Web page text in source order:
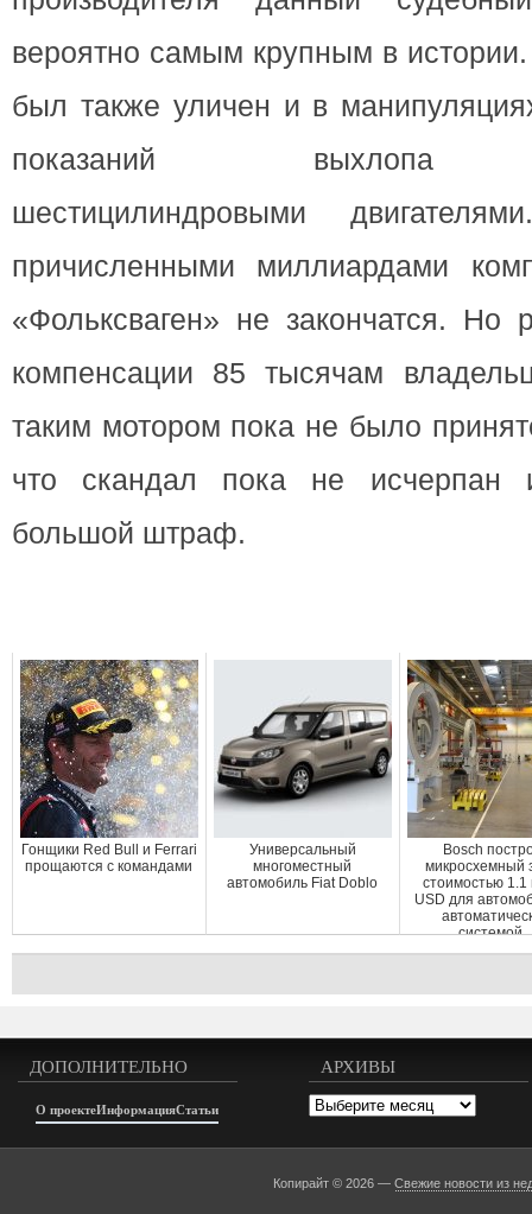
вероятно самым крупным в истории.
был также уличен и в
показаний выхлопа
шестицилиндровыми
причисленными миллиардами
«Фольксваген» не закончатся.
компенсации 85 тысячам
таким мотором пока не было
что скандал пока не исчерпан
большой штраф.
Гонщики Red Bull и Ferrari
прощаются с командами
Универсальный
многоместный
автомобиль Fiat Doblo
Bosch
микросхемный
стоимостью 1.1
USD для
ДОПОЛНИТЕЛЬНО
О проектеИнформацияСтатьи
АРХИВЫ
Архивы
Копирайт © 2026 —Свежие новости из